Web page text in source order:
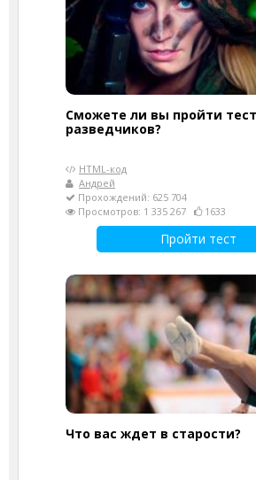
Сможете ли вы пройти
разведчиков?
HTML-код
Андрей
Прохождений: 625 704
Просмотров: 1 335 267
1633
Пройти тест
Что вас ждет в старости?